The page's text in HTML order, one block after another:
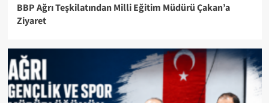
BBP Ağrı Teşkilatından Milli Eğitim Müdürü Çakan’a
Ziyaret